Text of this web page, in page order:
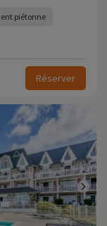
piétonne
Réserver